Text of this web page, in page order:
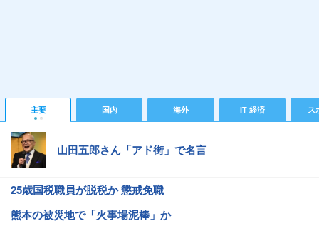
主要 国内 海外 IT 経済 ス
山田五郎さん「アド街」で名言
25歳国税職員が脱税か 懲戒免職
熊本の被災地で「火事場泥棒」か